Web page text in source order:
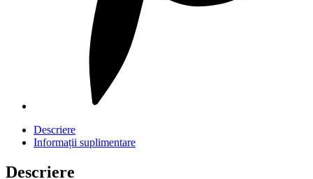
Descriere
Informații suplimentare
Descriere